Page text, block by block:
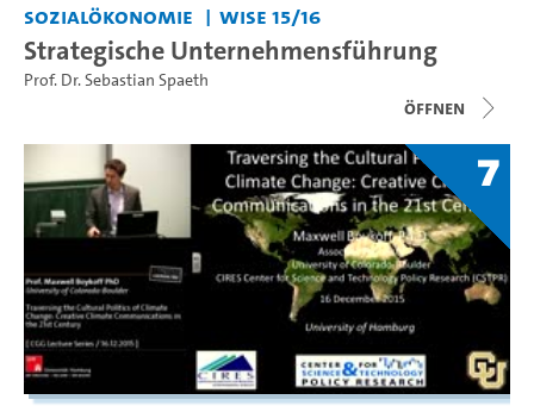
Sozialökonomie WiSe 15/16
Strategische Unternehmensführung
Prof. Dr. Sebastian Spaeth
Öffnen
7